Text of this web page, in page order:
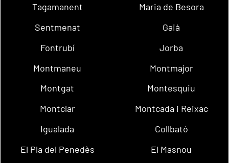
Tagamanent
Maria de Besora
Sentmenat
Gaià
Fontrubí
Jorba
Montmaneu
Montmajor
Montgat
Montesquiu
Montclar
Montcada i Reixac
Igualada
Collbató
El Pla del Penedès
El Masnou